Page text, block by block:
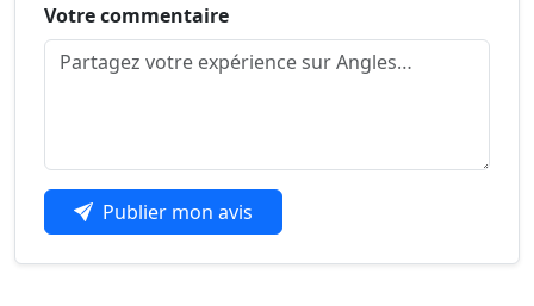
Votre commentaire
Publier mon avis